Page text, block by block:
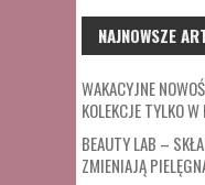
NAJNOWSZE
WAKACYJNE
KOLEKCJE TYLKO
BEAUTY LAB –
ZMIENIAJĄ